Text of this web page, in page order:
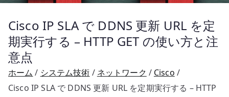
Cisco IP SLA で DDNS 更新 URL を定
期実行する – HTTP GET の使い方と注
意点
ホーム システム技術 ネットワーク
Cisco
Cisco IP SLA で DDNS 更新 URL を定期実行する – HTTP